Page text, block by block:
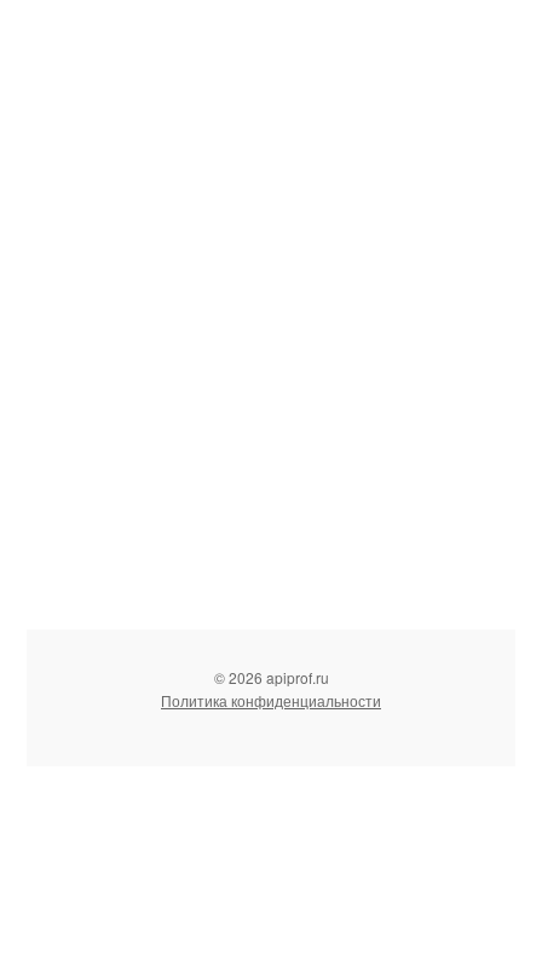
© 2026 apiprof.ru
Политика конфиденциальности